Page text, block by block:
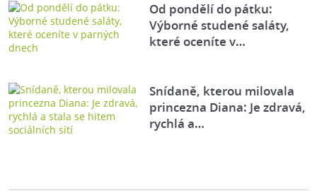
Od pondělí do pátku:
Výborné studené saláty,
které oceníte v…
Snídaně, kterou milovala
princezna Diana: Je zdravá,
rychlá a…